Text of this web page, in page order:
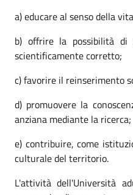
a) educare al senso della
b) offrire la possibilità di
scientificamente corretto;
c) favorire il reinserimento
d) promuovere la
anziana mediante la ricerca;
e) contribuire, come
culturale del territorio.
L'attività dell'Università